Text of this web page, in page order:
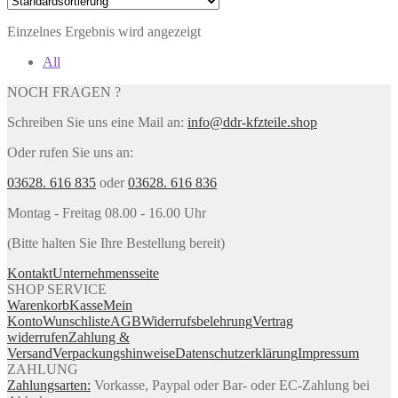
Einzelnes Ergebnis wird angezeigt
All
NOCH FRAGEN ?
Schreiben Sie uns eine Mail an: info@ddr-kfzteile.shop
Oder rufen Sie uns an:
03628. 616 835 oder03628. 616 836
Montag - Freitag 08.00 - 16.00 Uhr
(Bitte halten Sie Ihre Bestellung bereit)
KontaktUnternehmensseite
SHOP SERVICE
WarenkorbKasseMein
KontoWunschlisteAGBWiderrufsbelehrungVertrag
widerrufenZahlung &
VersandVerpackungshinweiseDatenschutzerklärungImpressum
ZAHLUNG
Zahlungsarten: Vorkasse, Paypal oder Bar- oder EC-Zahlung bei